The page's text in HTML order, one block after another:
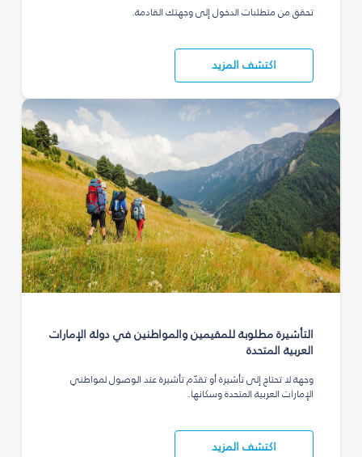
تحقق من متطلبات الدخول إلى وجهتك القادمة.
اكتشف المزيد
التأشيرة مطلوبة للمقيمين والمواطنين في دولة الإمارات
العربية المتحدة
وجهة لا تحتاج إلى تأشيرة أو تقدّم تأشيرة عند الوصول لمواطني
الإمارات العربية المتحدة وسكانها.
اكتشف المزيد